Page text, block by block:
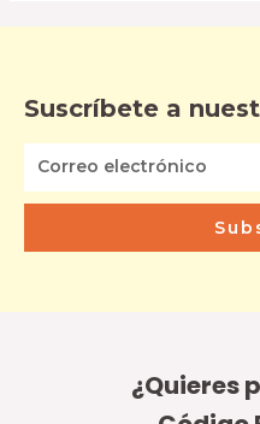
Suscríbete a
¿Quieres